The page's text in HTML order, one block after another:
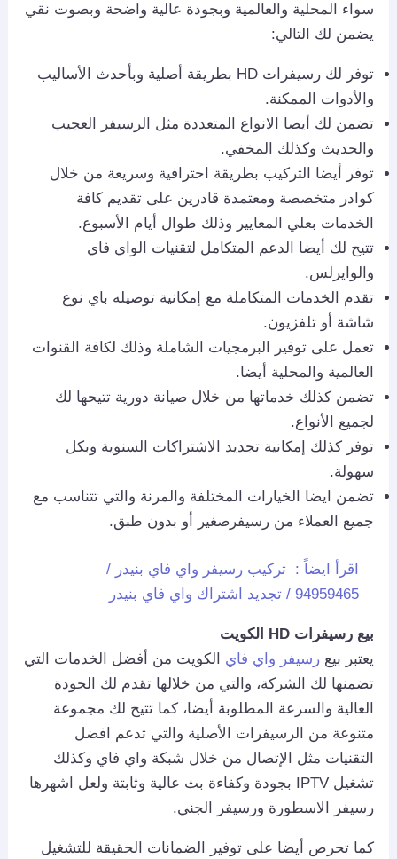
سواء المحلية والعالمية وبجودة عالية واضحة وبصوت نقي
يضمن لك التالي:
توفر لك رسيفرات HD بطريقة أصلية وبأحدث الأساليب
والأدوات الممكنة.
تضمن لك أيضا الانواع المتعددة مثل الرسيفر العجيب
والحديث وكذلك المخفي.
توفر أيضا التركيب بطريقة احترافية وسريعة من خلال
كوادر متخصصة ومعتمدة قادرين على تقديم كافة
الخدمات بعلي المعايير وذلك طوال أيام الأسبوع.
تتيح لك أيضا الدعم المتكامل لتقنيات الواي فاي
والوايرلس.
تقدم الخدمات المتكاملة مع إمكانية توصيله باي نوع
شاشة أو تلفزيون.
تعمل على توفير البرمجيات الشاملة وذلك لكافة القنوات
العالمية والمحلية أيضا.
تضمن كذلك خدماتها من خلال صيانة دورية تتيحها لك
لجميع الأنواع.
توفر كذلك إمكانية تجديد الاشتراكات السنوية وبكل
سهولة.
تضمن ايضا الخيارات المختلفة والمرنة والتي تتناسب مع
جميع العملاء من رسيفرصغير أو بدون طبق.
اقرأ ايضاً : تركيب رسيفر واي فاي بنيدر /
94959465 / تجديد اشتراك واي فاي بنيدر
بيع رسيفراتHD الكويت
يعتبر بيعرسيفر واي فاي الكويت من أفضل الخدمات التي
تضمنها لك الشركة، والتي من خلالها تقدم لك الجودة
العالية والسرعة المطلوبة أيضا، كما تتيح لك مجموعة
متنوعة من الرسيفرات الأصلية والتي تدعم افضل
التقنيات مثل الإتصال من خلال شبكة واي فاي وكذلك
تشغيل IPTV بجودة وكفاءة بث عالية وثابتة ولعل اشهرها
رسيفر الاسطورة ورسيفر الجني.
كما تحرص أيضا على توفير الضمانات الحقيقة للتشغيل